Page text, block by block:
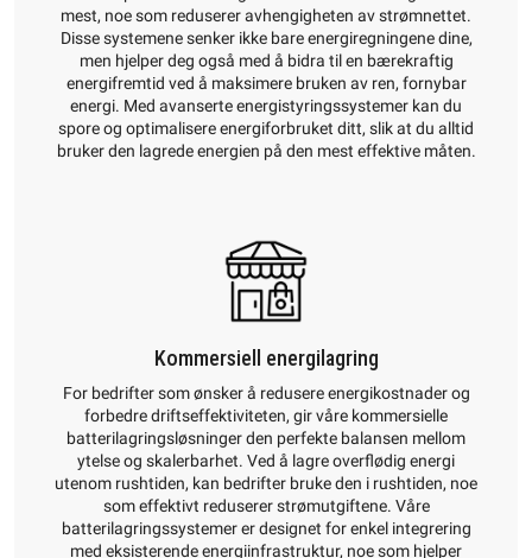
mest, noe som reduserer avhengigheten av strømnettet.
Disse systemene senker ikke bare energiregningene dine,
men hjelper deg også med å bidra til en bærekraftig
energifremtid ved å maksimere bruken av ren, fornybar
energi. Med avanserte energistyringssystemer kan du
spore og optimalisere energiforbruket ditt, slik at du alltid
bruker den lagrede energien på den mest effektive måten.
Kommersiell energilagring
For bedrifter som ønsker å redusere energikostnader og
forbedre driftseffektiviteten, gir våre kommersielle
batterilagringsløsninger den perfekte balansen mellom
ytelse og skalerbarhet. Ved å lagre overflødig energi
utenom rushtiden, kan bedrifter bruke den i rushtiden, noe
som effektivt reduserer strømutgiftene. Våre
batterilagringssystemer er designet for enkel integrering
med eksisterende energiinfrastruktur, noe som hjelper